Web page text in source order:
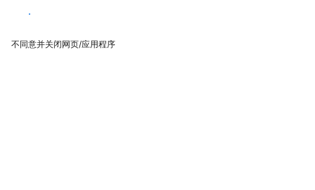
同意
不同意并关闭网页/应用程序